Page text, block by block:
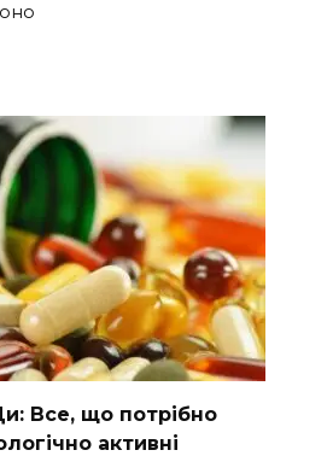
Все, що потрібно
активні